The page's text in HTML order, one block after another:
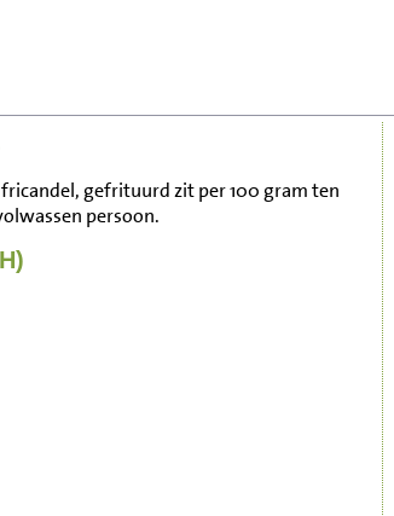
gefrituurd zit per 100 gram ten
persoon.